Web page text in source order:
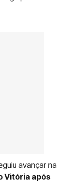
avançar na
Vitória após